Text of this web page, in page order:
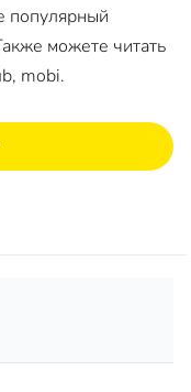
популярный
можете читать
mobi.